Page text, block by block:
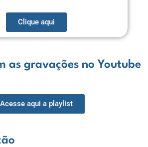
Clique aqui
as gravações no Youtube
Acesse aqui a playlist